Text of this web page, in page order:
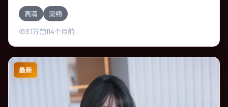
部动作作品，故事从日常裂缝切入，逐步推向不可逆转的结
局；视听语言统一，情感落点克制有力。
高清 流畅
3.1万 114个月前
最新